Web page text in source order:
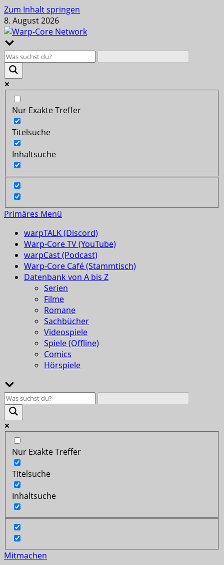
Zum Inhalt springen
8. August 2026
Nur Exakte Treffer
Titelsuche
Inhaltsuche
Primäres Menü
warpTALK (Discord)
Warp-Core TV (YouTube)
warpCast (Podcast)
Warp-Core Café (Stammtisch)
Datenbank von A bis Z
Serien
Filme
Romane
Sachbücher
Videospiele
Spiele (Offline)
Comics
Hörspiele
Nur Exakte Treffer
Titelsuche
Inhaltsuche
Mitmachen